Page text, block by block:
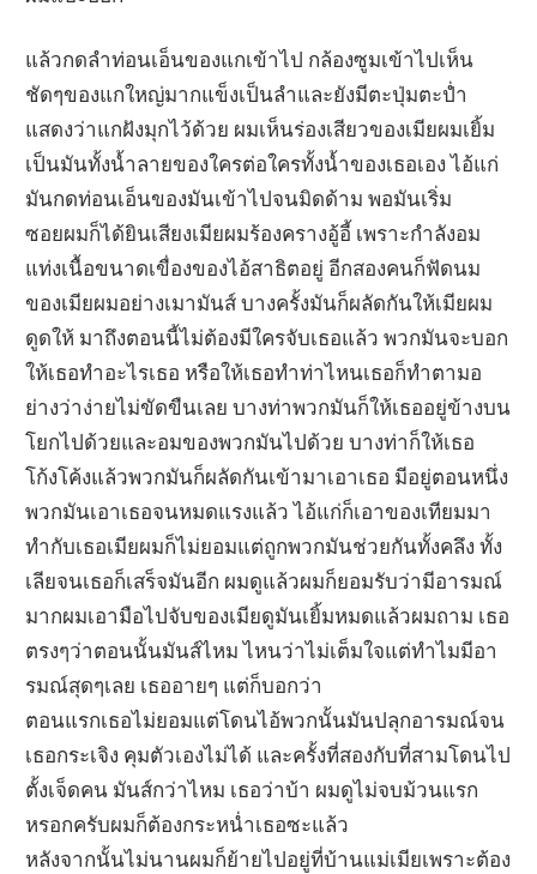
แล้วกดลำท่อนเอ็นของแกเข้าไป กล้องซูมเข้าไปเห็น
ชัดๆของแกใหญ่มากแข็งเป็นลำและยังมีตะปุ่มตะป่ำ
แสดงว่าแกฝังมุกไว้ด้วย ผมเห็นร่องเสียวของเมียผมเยิ้ม
เป็นมันทั้งน้ำลายของใครต่อใครทั้งน้ำของเธอเอง ไอ้แก่
มันกดท่อนเอ็นของมันเข้าไปจนมิดด้าม พอมันเริ่ม
ซอยผมก็ได้ยินเสียงเมียผมร้องครางอู้อี้ เพราะกำลังอม
แท่งเนื้อขนาดเขื่องของไอ้สาธิตอยู่ อีกสองคนก็ฟัดนม
ของเมียผมอย่างเมามันส์ บางครั้งมันก็ผลัดกันให้เมียผม
ดูดให้ มาถึงตอนนี้ไม่ต้องมีใครจับเธอแล้ว พวกมันจะบอก
ให้เธอทำอะไรเธอ หรือให้เธอทำท่าไหนเธอก็ทำตามอ
ย่างว่าง่ายไม่ขัดขืนเลย บางท่าพวกมันก็ให้เธออยู่ข้างบน
โยกไปด้วยและอมของพวกมันไปด้วย บางท่าก็ให้เธอ
โก้งโค้งแล้วพวกมันก็ผลัดกันเข้ามาเอาเธอ มีอยู่ตอนหนึ่ง
พวกมันเอาเธอจนหมดแรงแล้ว ไอ้แก่ก็เอาของเทียมมา
ทำกับเธอเมียผมก็ไม่ยอมแต่ถูกพวกมันช่วยกันทั้งคลึง ทั้ง
เลียจนเธอก็เสร็จมันอีก ผมดูแล้วผมก็ยอมรับว่ามีอารมณ์
มากผมเอามือไปจับของเมียดูมันเยิ้มหมดแล้วผมถาม เธอ
ตรงๆว่าตอนนั้นมันส์ไหม ไหนว่าไม่เต็มใจแต่ทำไมมีอา
รมณ์สุดๆเลย เธออายๆ แต่ก็บอกว่า
ตอนแรกเธอไม่ยอมแต่โดนไอ้พวกนั้นมันปลุกอารมณ์จน
เธอกระเจิง คุมตัวเองไม่ได้ และครั้งที่สองกับที่สามโดนไป
ตั้งเจ็ดคน มันส์กว่าไหม เธอว่าบ้า ผมดูไม่จบม้วนแรก
หรอกครับผมก็ต้องกระหน่ำเธอซะแล้ว
หลังจากนั้นไม่นานผมก็ย้ายไปอยู่ที่บ้านแม่เมียเพราะต้อง